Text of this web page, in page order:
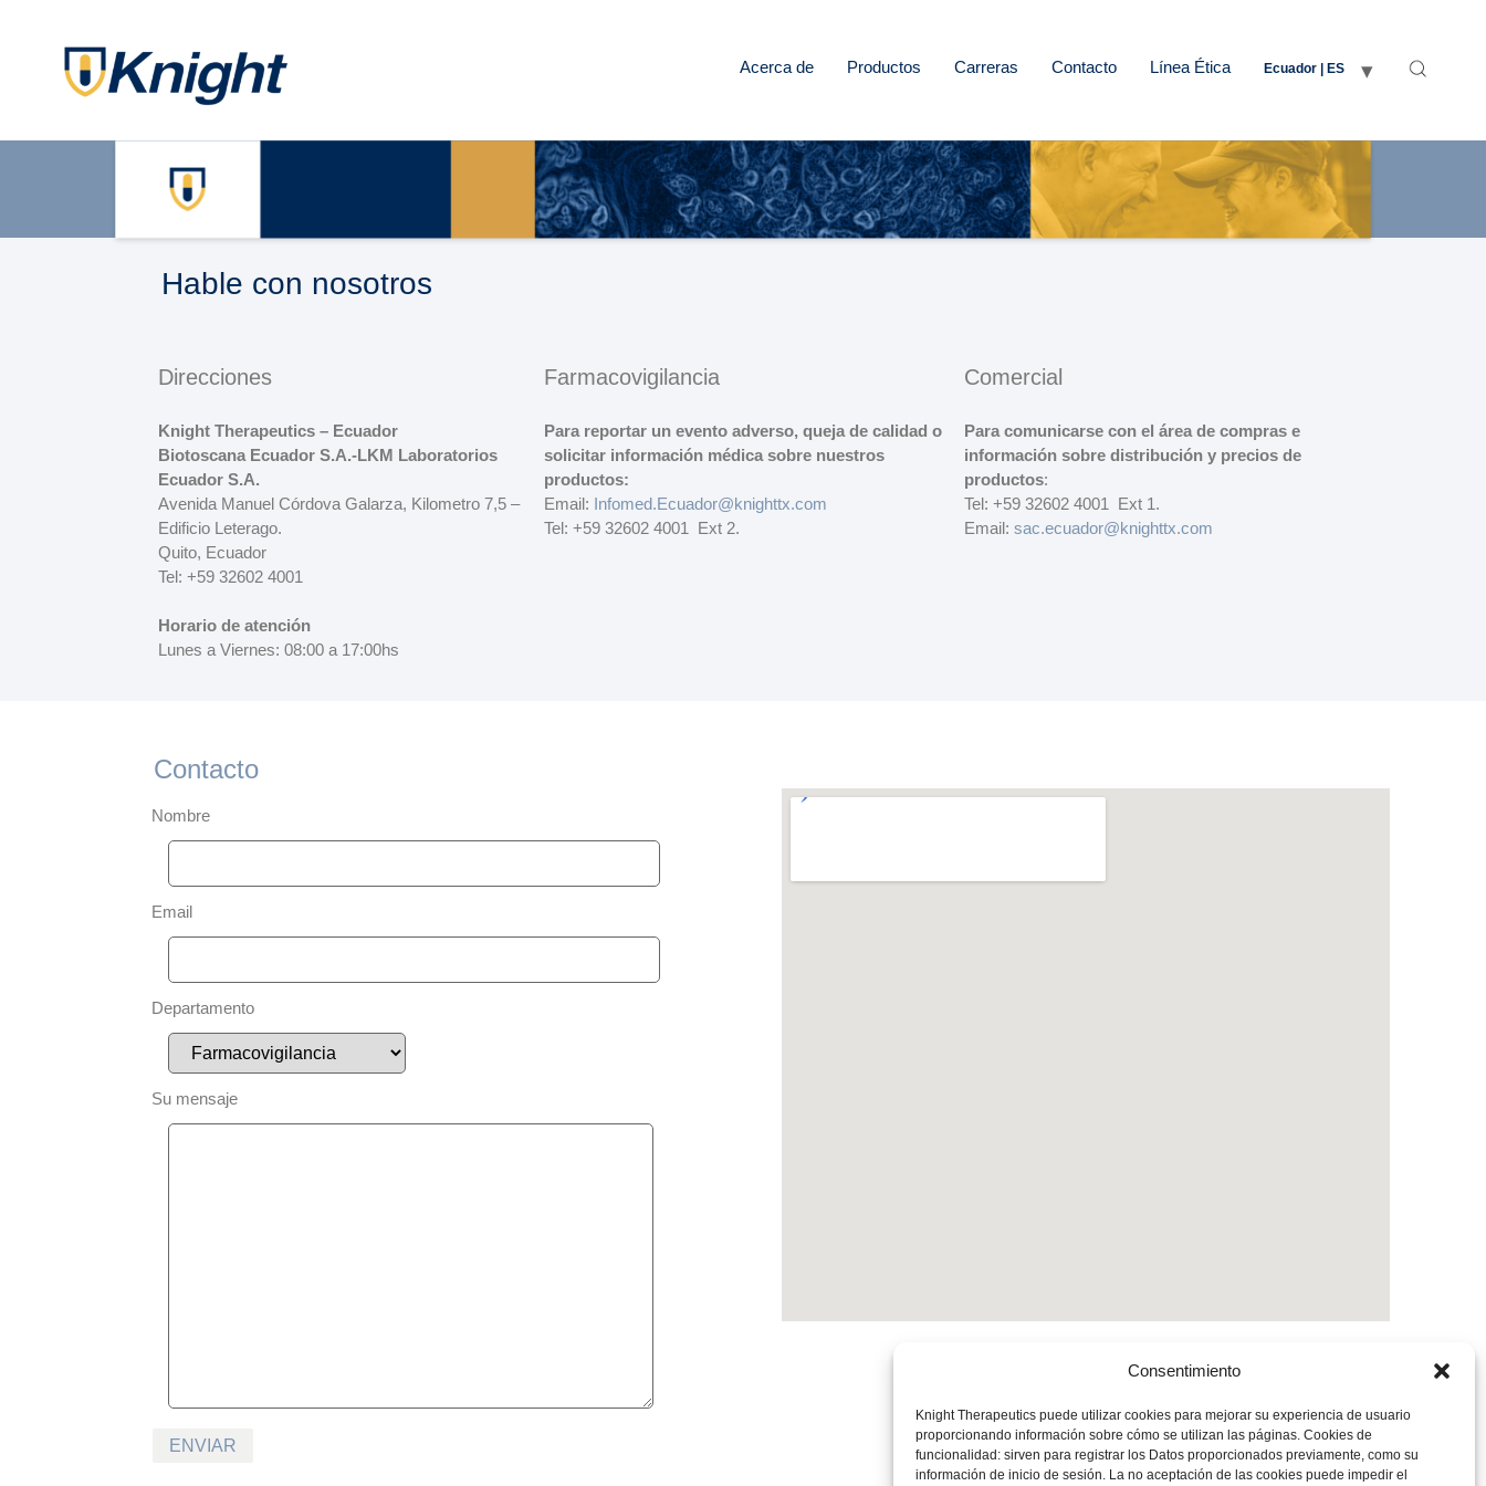
Consentimiento
Knight Therapeutics puede utilizar cookies para mejorar su experiencia de usuario
proporcionando información sobre cómo se utilizan las páginas. Cookies de
funcionalidad: sirven para registrar los Datos proporcionados previamente, como su
información de inicio de sesión. La no aceptación de las cookies puede impedir el
Acerca de Productos Carreras Contacto Línea Ética Ecuador | ES
Hable con nosotros
Direcciones
Knight Therapeutics – Ecuador
Biotoscana Ecuador S.A.-LKM Laboratorios
Ecuador S.A.
Avenida Manuel Córdova Galarza, Kilometro 7,5 –
Edificio Leterago.
Quito, Ecuador
Tel: +59 32602 4001
Horario de atención
Lunes a Viernes: 08:00 a 17:00hs
Farmacovigilancia
Para reportar un evento adverso, queja de calidad o
solicitar información médica sobre nuestros
productos:
Email: Infomed.Ecuador@knighttx.com
Tel: +59 32602 4001 Ext 2.
Comercial
Para comunicarse con el área de compras e
información sobre distribución y precios de
productos:
Tel: +59 32602 4001 Ext 1.
Email: sac.ecuador@knighttx.com
Contacto
Nombre
Email
Departamento
Su mensaje